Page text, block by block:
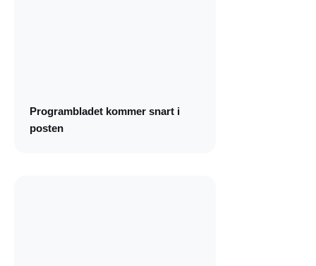
Programbladet kommer snart i
posten